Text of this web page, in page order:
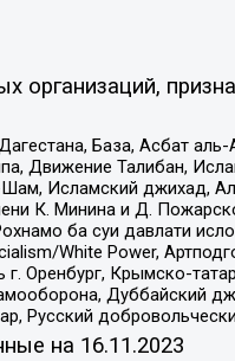
База, Асбат аль-
Движение Талибан,
Исламский джихад,
К. Минина и Д.
ба суи давлати
White Power,
Оренбург, Крымско-
Дуббайский
Русский
на 16.11.2023